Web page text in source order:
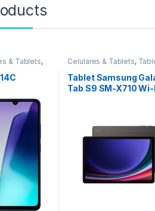
& Tablets,
Celulares & Tablets,
Tablet Samsung
Tab S9 SM-X710 Wi-